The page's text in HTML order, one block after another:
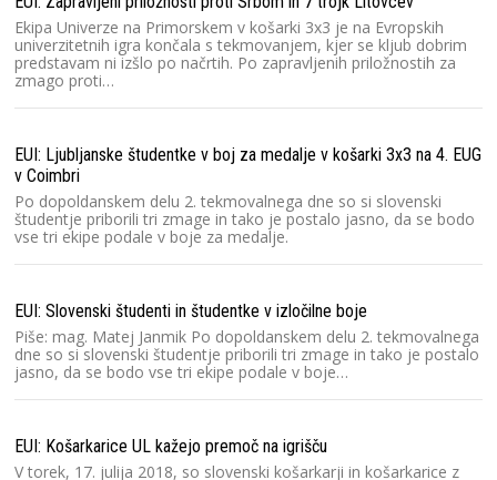
Ekipa Univerze na Primorskem v košarki 3x3 je na Evropskih
univerzitetnih igra končala s tekmovanjem, kjer se kljub dobrim
predstavam ni izšlo po načrtih. Po zapravljenih priložnostih za
zmago proti…
EUI: Ljubljanske študentke v boj za medalje v košarki 3x3 na 4. EUG
v Coimbri
Po dopoldanskem delu 2. tekmovalnega dne so si slovenski
študentje priborili tri zmage in tako je postalo jasno, da se bodo
vse tri ekipe podale v boje za medalje.
EUI: Slovenski študenti in študentke v izločilne boje
Piše: mag. Matej Janmik Po dopoldanskem delu 2. tekmovalnega
dne so si slovenski študentje priborili tri zmage in tako je postalo
jasno, da se bodo vse tri ekipe podale v boje…
EUI: Košarkarice UL kažejo premoč na igrišču
V torek, 17. julija 2018, so slovenski košarkarji in košarkarice z